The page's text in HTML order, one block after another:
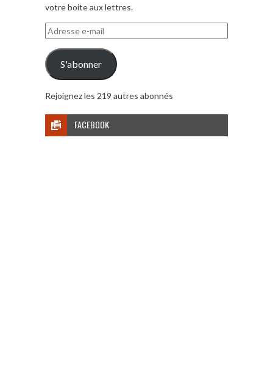
votre boite aux lettres.
Adresse
e-
mail
S'abonner
Rejoignez les 219 autres abonnés
FACEBOOK